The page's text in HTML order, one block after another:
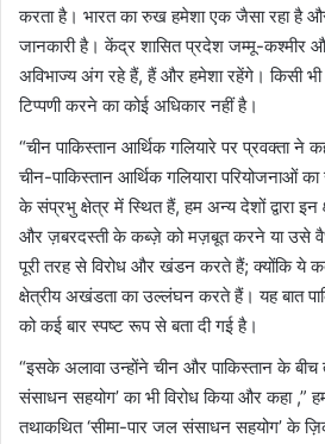
करता है। भारत का रुख हमेशा एक जैसा रहा है और
जानकारी है। केंद्र शासित प्रदेश जम्मू-कश्मीर
अविभाज्य अंग रहे हैं, हैं और हमेशा रहेंगे। किसी
टिप्पणी करने का कोई अधिकार नहीं है।
“चीन पाकिस्तान आर्थिक गलियारे पर प्रवक्ता ने
चीन-पाकिस्तान आर्थिक गलियारा परियोजनाओं
के संप्रभु क्षेत्र में स्थित हैं, हम अन्य देशों द्वारा इन
और ज़बरदस्ती के कब्ज़े को मज़बूत करने या उसे
पूरी तरह से विरोध और खंडन करते हैं; क्योंकि ये
क्षेत्रीय अखंडता का उल्लंघन करते हैं। यह बात
को कई बार स्पष्ट रूप से बता दी गई है।
“इसके अलावा उन्होंने चीन और पाकिस्तान के बीच
संसाधन सहयोग’ का भी विरोध किया और कहा ,”
तथाकथित ‘सीमा-पार जल संसाधन सहयोग’ के